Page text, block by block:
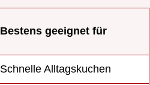
Bestens geeignet für
Schnelle Alltagskuchen